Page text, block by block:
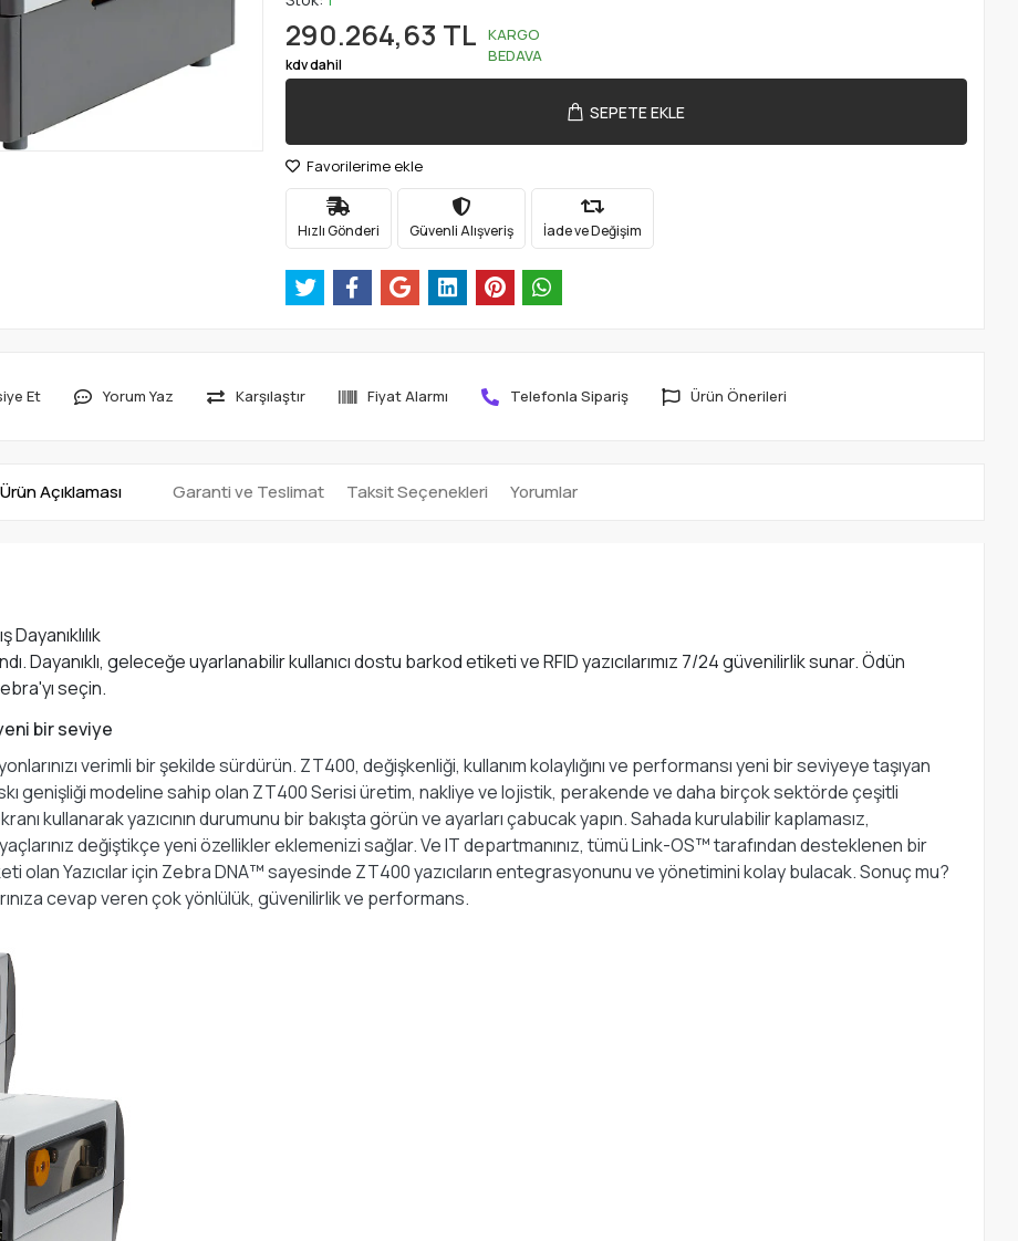
290.264,63 TL
kdv dahil
KARGO
BEDAVA
SEPETE EKLE
Favorilerime ekle
Hızlı Gönderi Güvenli Alışveriş İade ve Değişim
Et Yorum Yaz Karşılaştır Fiyat Alarmı Telefonla Sipariş Ürün Önerileri
Ürün Açıklaması Garanti ve Teslimat Taksit Seçenekleri Yorumlar
Dayanıklı, geleceğe uyarlanabilir kullanıcı dostu barkod etiketi ve RFID yazıcılarımız 7/24 güvenilirlik sunar. Ödün
seçin.
bir seviye
verimli bir şekilde sürdürün. ZT400, değişkenliği, kullanım kolaylığını ve performansı yeni bir seviyeye taşıyan
genişliği modeline sahip olan ZT400 Serisi üretim, nakliye ve lojistik, perakende ve daha birçok sektörde çeşitli
kullanarak yazıcının durumunu bir bakışta görün ve ayarları çabucak yapın. Sahada kurulabilir kaplamasız,
değiştikçe yeni özellikler eklemenizi sağlar. Ve IT departmanınız, tümü Link-OS™ tarafından desteklenen bir
olan Yazıcılar için Zebra DNA™ sayesinde ZT400 yazıcıların entegrasyonunu ve yönetimini kolay bulacak. Sonuç mu?
cevap veren çok yönlülük, güvenilirlik ve performans.